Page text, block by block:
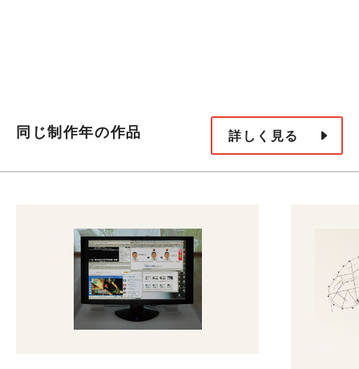
同じ制作年の作品 詳しく見る